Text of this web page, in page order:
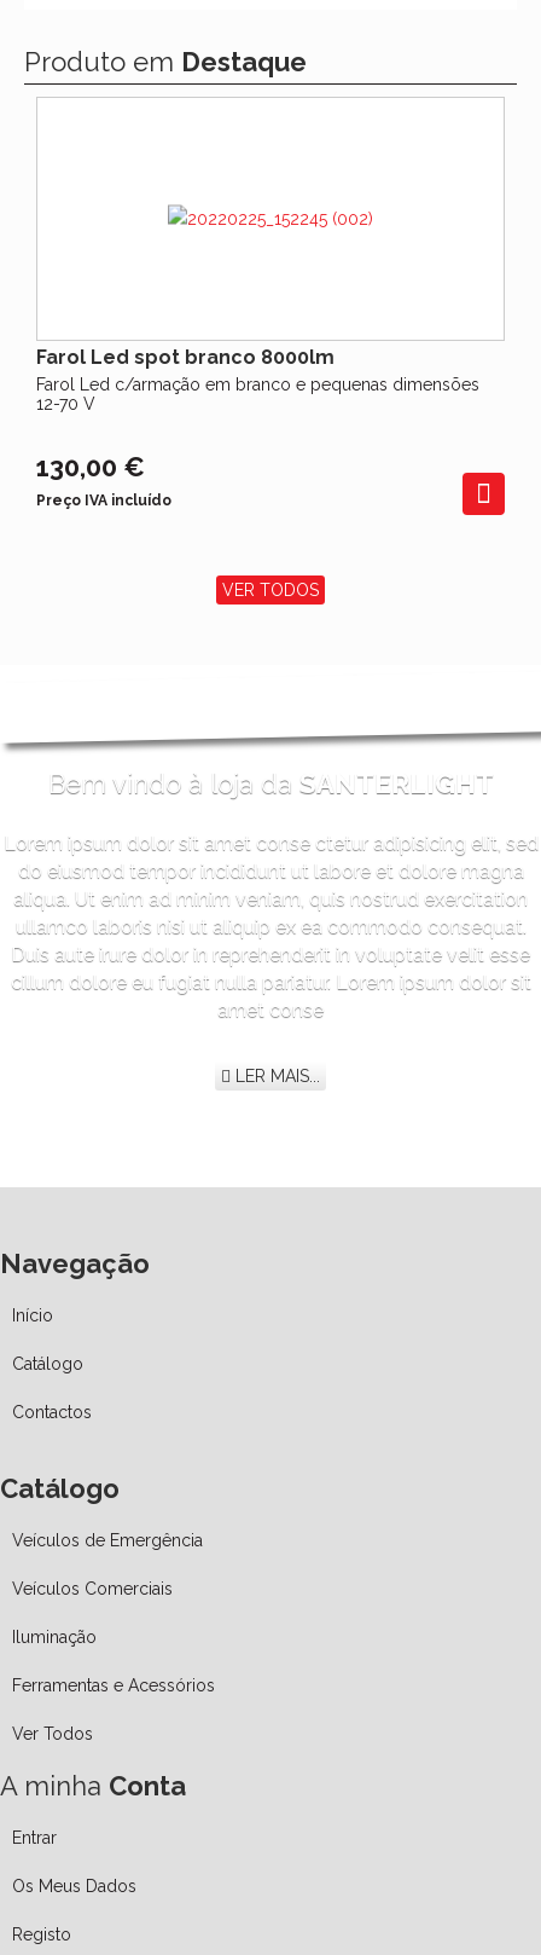
Produto em Destaque
Farol Led spot branco 8000lm
Farol Led c/armação em branco e pequenas dimensões
12-70 V
130,00 €
Preço IVA incluído
VER TODOS
Bem vindo à loja da SANTERLIGHT
Lorem ipsum dolor sit amet conse ctetur adipisicing elit, sed
do eiusmod tempor incididunt ut labore et dolore magna
aliqua. Ut enim ad minim veniam, quis nostrud exercitation
ullamco laboris nisi ut aliquip ex ea commodo consequat.
Duis aute irure dolor in reprehenderit in voluptate velit esse
cillum dolore eu fugiat nulla pariatur. Lorem ipsum dolor sit
amet conse
LER MAIS...
Navegação
Início
Catálogo
Contactos
Catálogo
Veículos de Emergência
Veículos Comerciais
Iluminação
Ferramentas e Acessórios
Ver Todos
A minha Conta
Entrar
Os Meus Dados
Registo